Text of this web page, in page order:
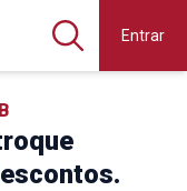
Entrar